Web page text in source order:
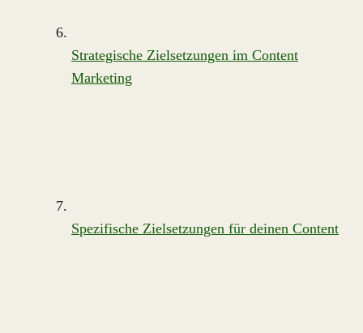
Strategische Zielsetzungen im Content
Marketing
Spezifische Zielsetzungen für deinen Content